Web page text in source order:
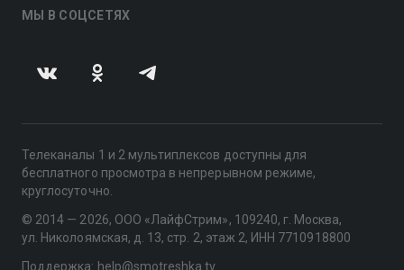
МЫ В СОЦСЕТЯХ
Телеканалы 1 и 2 мультиплексов доступны для
бесплатного просмотра в непрерывном режиме,
круглосуточно.
© 2014 — 2026, ООО «ЛайфСтрим», 109240, г. Москва,
ул. Николоямская, д. 13, стр. 2, этаж 2, ИНН 7710918800
Поддержка: help@smotreshka.tv